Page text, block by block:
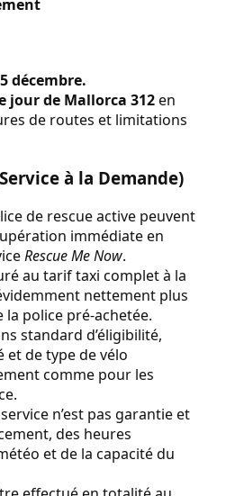
décembre.
jour de Mallorca 312en
de routes et limitations
à la Demande)
de rescue active peuvent
immédiate en
Rescue Me Now.
au tarif taxi complet à la
nettement plus
la police pré-achetée.
standard d’éligibilité,
et de type de vélo
comme pour les
n’est pas garantie et
des heures
et de la capacité du